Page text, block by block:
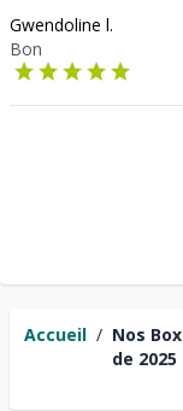
Accueil / Nos Box
de 2025
Gwendoline l.
Bon